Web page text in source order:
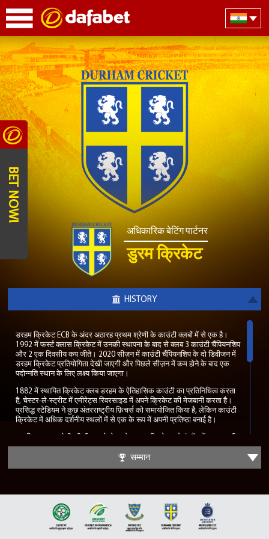
अधिकारिक बेटिंग पार्टनर
डुरम क्रिकेट
HISTORY
डरहम क्रिकेट ECB के अंदर अठारह प्रथम श्रेणी के काउंटी क्लबों में से एक है।
1992 में फर्स्ट क्लास क्रिकेट में उनकी स्थापना के बाद से क्लब 3 काउंटी चैंपियनशिप
और 2 एक दिवसीय कप जीते। 2020 सीज़न में काउंटी चैंपियनशिप के दो डिवीजन में
डरहम क्रिकेट प्रतियोगिता देखी जाएगी और पिछले सीज़न में कम होने के बाद एक
पदोन्नति स्थान के लिए लक्ष्य किया जाएगा।
1882 में स्थापित क्रिकेट क्लब डरहम के ऐतिहासिक काउंटी का प्रतिनिधित्व करता
है, चेस्टर-ले-स्ट्रीट में एमीरेट्स रिवरसाइड में अपने क्रिकेट की मेजबानी करता है।
प्रसिद्ध स्टेडियम ने कुछ अंतरराष्ट्रीय फ़िचर्स को समायोजित किया है, लेकिन काउंटी
क्रिकेट में अधिक दर्शनीय स्थलों में से एक के रूप में अपनी प्रतिष्ठा बनाई है।
काउंटी के रूप में अद्वितीय सफलता मिली। 1976 से 1982 तक क्रिकेट क्लब ने 65
मैचों तक खेला, एक रिकॉर्ड जो आज भी अटूट बना हुआ है। इस सफलता ने क्लब को
क्लब के लिए सफलता का सबसे बड़ा मंत्र 2007 से 2009 तक था जहां डरहम
क्रिकेट ने लगातार 3 वर्षों में 3 प्रमुख ट्राफियां घर ले आईं। 2007 में पहला वन-डे
कप था, जहां डरहम ने रनर-अप हैम्पशायर को आराम से हरा दिया था, जिसमें लॉर्ड्स
क्रिकेट ग्राउंड पर बारिश से लथपथ फाइनल में 125 रन बनाए। निम्नलिखित सीज़न
ने 2008 और 2009 में बैक-अप काउंटी चैंपियनशिप अर्जित की, 2007 में भी रनर अप
सम्मान
BET NOW!